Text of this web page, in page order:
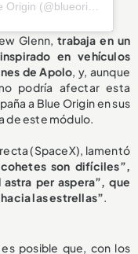
Glenn,trabaja en un
en vehículos
de Apolo, y, aunque
podría afectar esta
a Blue Origin en sus
de este módulo.
(SpaceX), lamentó
son difíciles”,
per aspera”, que
las estrellas”.
posible que, con los